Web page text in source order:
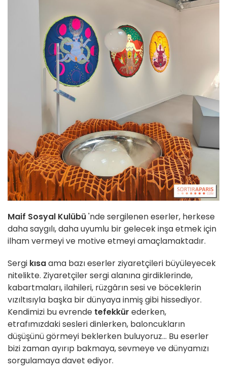
Maif Sosyal Kulübü'nde sergilenen eserler, herkese
daha saygılı, daha uyumlu bir gelecek inşa etmek için
ilham vermeyi ve motive etmeyi amaçlamaktadır.
Sergi kısaama bazı eserler ziyaretçileri büyüleyecek
nitelikte. Ziyaretçiler sergi alanına girdiklerinde,
kabartmaları, ilahileri, rüzgârın sesi ve böceklerin
vızıltısıyla başka bir dünyaya inmiş gibi hissediyor.
Kendimizi bu evrende tefekkür ederken,
etrafımızdaki sesleri dinlerken, baloncukların
düşüşünü görmeyi beklerken buluyoruz... Bu eserler
bizi zaman ayırıp bakmaya, sevmeye ve dünyamızı
sorgulamaya davet ediyor.